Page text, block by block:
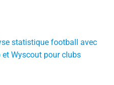
statistique football avec
et Wyscout pour clubs